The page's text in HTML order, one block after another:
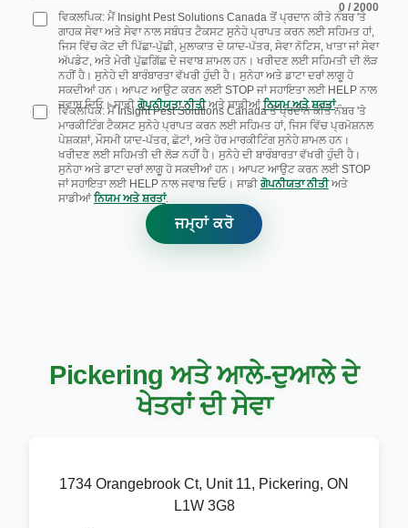
0 / 2000
ਵਿਕਲਪਿਕ: ਮੈਂ Insight Pest Solutions Canada ਤੋਂ ਪ੍ਰਦਾਨ ਕੀਤੇ ਨੰਬਰ 'ਤੇ
ਗਾਹਕ ਸੇਵਾ ਅਤੇ ਸੇਵਾ ਨਾਲ ਸਬੰਧਤ ਟੈਕਸਟ ਸੁਨੇਹੇ ਪ੍ਰਾਪਤ ਕਰਨ ਲਈ ਸਹਿਮਤ ਹਾਂ,
ਜਿਸ ਵਿੱਚ ਕੋਟ ਦੀ ਪਿੱਛਾ-ਪੁੱਛੀ, ਮੁਲਾਕਾਤ ਦੇ ਯਾਦ-ਪੱਤਰ, ਸੇਵਾ ਨੋਟਿਸ, ਖਾਤਾ ਜਾਂ ਸੇਵਾ
ਅੱਪਡੇਟ, ਅਤੇ ਮੇਰੀ ਪੁੱਛਗਿੱਛ ਦੇ ਜਵਾਬ ਸ਼ਾਮਲ ਹਨ। ਖਰੀਦਣ ਲਈ ਸਹਿਮਤੀ ਦੀ ਲੋੜ
ਨਹੀਂ ਹੈ। ਸੁਨੇਹੇ ਦੀ ਬਾਰੰਬਾਰਤਾ ਵੱਖਰੀ ਹੁੰਦੀ ਹੈ। ਸੁਨੇਹਾ ਅਤੇ ਡਾਟਾ ਦਰਾਂ ਲਾਗੂ ਹੋ
ਸਕਦੀਆਂ ਹਨ। ਆਪਟ ਆਉਟ ਕਰਨ ਲਈ STOP ਜਾਂ ਸਹਾਇਤਾ ਲਈ HELP ਨਾਲ
ਜਵਾਬ ਦਿਓ। ਸਾਡੀ ਗੋਪਨੀਯਤਾ ਨੀਤੀ ਅਤੇ ਸਾਡੀਆਂ ਨਿਯਮ ਅਤੇ ਸ਼ਰਤਾਂ.
ਵਿਕਲਪਿਕ: ਮੈਂ Insight Pest Solutions Canada ਤੋਂ ਪ੍ਰਦਾਨ ਕੀਤੇ ਨੰਬਰ 'ਤੇ
ਮਾਰਕੀਟਿੰਗ ਟੈਕਸਟ ਸੁਨੇਹੇ ਪ੍ਰਾਪਤ ਕਰਨ ਲਈ ਸਹਿਮਤ ਹਾਂ, ਜਿਸ ਵਿੱਚ ਪ੍ਰਮੋਸ਼ਨਲ
ਪੇਸ਼ਕਸ਼ਾਂ, ਮੌਸਮੀ ਯਾਦ-ਪੱਤਰ, ਛੋਟਾਂ, ਅਤੇ ਹੋਰ ਮਾਰਕੀਟਿੰਗ ਸੁਨੇਹੇ ਸ਼ਾਮਲ ਹਨ।
ਖਰੀਦਣ ਲਈ ਸਹਿਮਤੀ ਦੀ ਲੋੜ ਨਹੀਂ ਹੈ। ਸੁਨੇਹੇ ਦੀ ਬਾਰੰਬਾਰਤਾ ਵੱਖਰੀ ਹੁੰਦੀ ਹੈ।
ਸੁਨੇਹਾ ਅਤੇ ਡਾਟਾ ਦਰਾਂ ਲਾਗੂ ਹੋ ਸਕਦੀਆਂ ਹਨ। ਆਪਟ ਆਉਟ ਕਰਨ ਲਈ STOP
ਜਾਂ ਸਹਾਇਤਾ ਲਈ HELP ਨਾਲ ਜਵਾਬ ਦਿਓ। ਸਾਡੀ ਗੋਪਨੀਯਤਾ ਨੀਤੀ ਅਤੇ
ਸਾਡੀਆਂ ਨਿਯਮ ਅਤੇ ਸ਼ਰਤਾਂ.
ਜਮ੍ਹਾਂ ਕਰੋ
Pickering ਅਤੇ ਆਲੇ-ਦੁਆਲੇ ਦੇ
ਖੇਤਰਾਂ ਦੀ ਸੇਵਾ
1734 Orangebrook Ct, Unit 11, Pickering, ON
L1W 3G8